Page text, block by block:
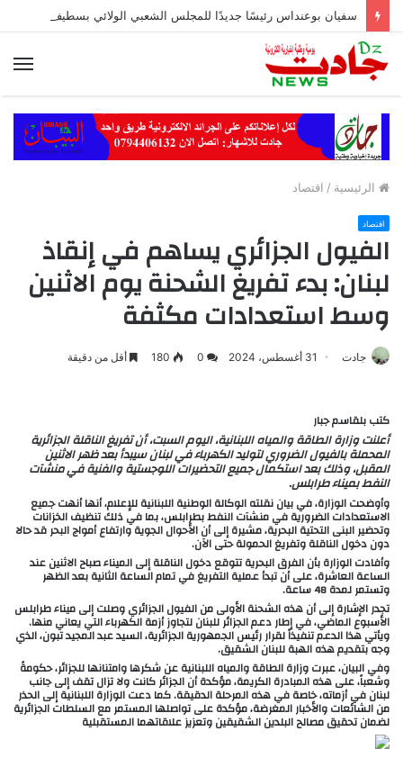
الرئيسية / اقتصاد
اقتصاد
الفيول الجزائري يساهم في إنقاذ
لبنان: بدء تفريغ الشحنة يوم الاثنين
وسط استعدادات مكثفة
جادت 31 أغسطس، 2024 0
180 أقل من دقيقة
كتب بلقاسم جبار
أعلنت وزارة الطاقة والمياه اللبنانية، اليوم السبت، أن تفريغ الناقلة الجزائرية
المحملة بالفيول الضروري لتوليد الكهرباء في لبنان سيبدأ بعد ظهر الاثنين
المقبل، وذلك بعد استكمال جميع التحضيرات اللوجستية والفنية في منشآت
النفط بميناء طرابلس.
وأوضحت الوزارة، في بيان نقلته الوكالة الوطنية اللبنانية للإعلام، أنها أنهت جميع
الاستعدادات الضرورية في منشآت النفط بطرابلس، بما في ذلك تنظيف الخزانات
وتحضير البنى التحتية البحرية، مشيرة إلى أن الأحوال الجوية وارتفاع أمواج البحر قد حالا
دون دخول الناقلة وتفريغ الحمولة حتى الآن.
وأفادت الوزارة بأن الفرق البحرية تتوقع دخول الناقلة إلى الميناء صباح الاثنين عند
الساعة العاشرة، على أن تبدأ عملية التفريغ في تمام الساعة الثانية بعد الظهر
وتستمر لمدة 48 ساعة.
تجدر الإشارة إلى أن هذه الشحنة الأولى من الفيول الجزائري وصلت إلى ميناء طرابلس
الأسبوع الماضي، في إطار دعم الجزائر للبنان لتجاوز أزمة الكهرباء التي يعاني منها.
ويأتي هذا الدعم تنفيذاً لقرار رئيس الجمهورية الجزائرية، السيد عبد المجيد تبون، الذي
وجه بتقديم هذه الهبة للبنان الشقيق.
وفي البيان، عبرت وزارة الطاقة والمياه اللبنانية عن شكرها وامتنانها للجزائر، حكومةً
وشعباً، على هذه المبادرة الكريمة، مؤكدة أن الجزائر كانت ولا تزال تقف إلى جانب
لبنان في أزماته، خاصة في هذه المرحلة الدقيقة. كما دعت الوزارة اللبنانية إلى الحذر
من الشائعات والأخبار المغرضة، مؤكدة على تواصلها المستمر مع السلطات الجزائرية
لضمان تحقيق مصالح البلدين الشقيقين وتعزيز علاقاتهما المستقبلية